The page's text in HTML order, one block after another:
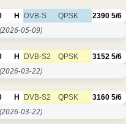
H DVB-S QPSK 2390 5/6
(2026-05-09)
H DVB-S2 QPSK 3152 5/6
(2026-03-22)
H DVB-S2 QPSK 3160 5/6
(2026-03-22)